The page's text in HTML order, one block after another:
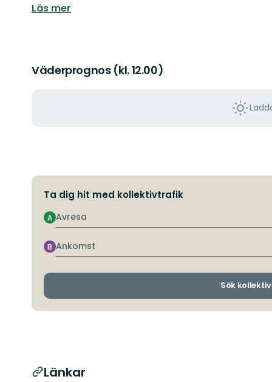
Läs mer
Väderprognos (kl. 12.00)
Ta dig hit med kollektivtrafik
Avresa
A
Ankomst
B
Sök
Länkar